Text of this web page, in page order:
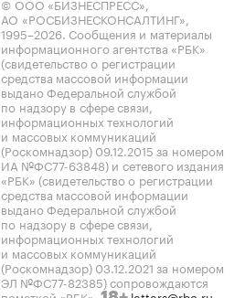
© ООО «БИЗНЕСПРЕСС»,
АО «РОСБИЗНЕСКОНСАЛТИНГ»,
1995–2026. Сообщения и материалы
информационного агентства «РБК»
(свидетельство о регистрации
средства массовой информации
выдано Федеральной службой
по надзору в сфере связи,
информационных технологий
и массовых коммуникаций
(Роскомнадзор) 09.12.2015 за номером
ИА №ФС77-63848) и сетевого издания
«РБК» (свидетельство о регистрации
средства массовой информации
выдано Федеральной службой
по надзору в сфере связи,
информационных технологий
и массовых коммуникаций
(Роскомнадзор) 03.12.2021 за номером
ЭЛ №ФС77-82385) сопровождаются